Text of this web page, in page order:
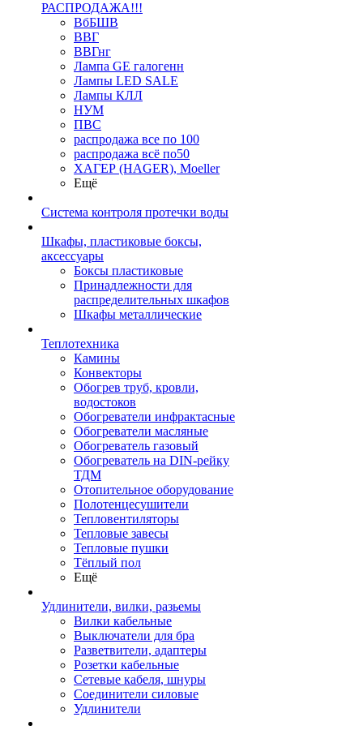
РАСПРОДАЖА!!!
ВбБШВ
ВВГ
ВВГнг
Лампа GE галогенн
Лампы LED SALE
Лампы КЛЛ
НУМ
ПВС
распродажа все по 100
распродажа всё по50
ХАГЕР (HAGER), Moeller
Ещё
Система контроля протечки воды
Шкафы, пластиковые боксы,
аксессуары
Боксы пластиковые
Принадлежности для
распределительных шкафов
Шкафы металлические
Теплотехника
Камины
Конвекторы
Обогрев труб, кровли,
водостоков
Обогреватели инфрактасные
Обогреватели масляные
Обогреватель газовый
Обогреватель на DIN-рейку
ТДМ
Отопительное оборудование
Полотенцесушители
Тепловентиляторы
Тепловые завесы
Тепловые пушки
Тёплый пол
Ещё
Удлинители, вилки, разьемы
Вилки кабельные
Выключатели для бра
Разветвители, адаптеры
Розетки кабельные
Сетевые кабеля, шнуры
Соединители силовые
Удлинители